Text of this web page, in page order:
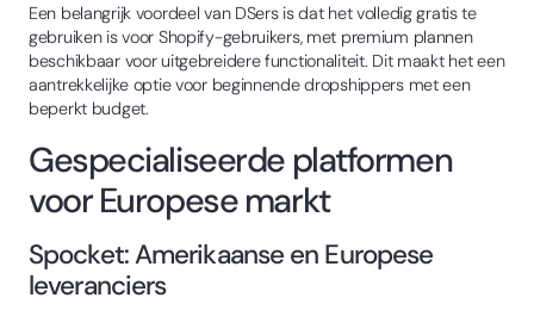
Een belangrijk voordeel van DSers is dat het volledig gratis te
gebruiken is voor Shopify-gebruikers, met premium plannen
beschikbaar voor uitgebreidere functionaliteit. Dit maakt het een
aantrekkelijke optie voor beginnende dropshippers met een
beperkt budget.
Gespecialiseerde platformen
voor Europese markt
Spocket: Amerikaanse en Europese
leveranciers